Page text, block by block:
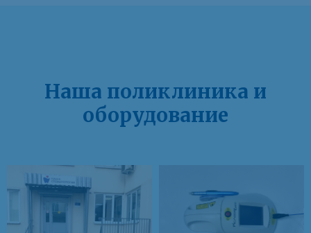
Наша поликлиника и
оборудование